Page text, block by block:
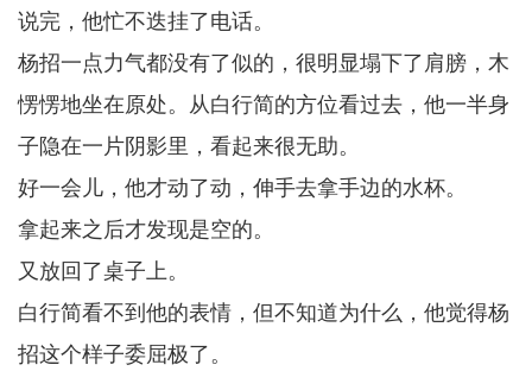
说完，他忙不迭挂了电话。
杨招一点力气都没有了似的，很明显塌下了肩膀，木
愣愣地坐在原处。从白行简的方位看过去，他一半身
子隐在一片阴影里，看起来很无助。
好一会儿，他才动了动，伸手去拿手边的水杯。
拿起来之后才发现是空的。
又放回了桌子上。
白行简看不到他的表情，但不知道为什么，他觉得杨
招这个样子委屈极了。